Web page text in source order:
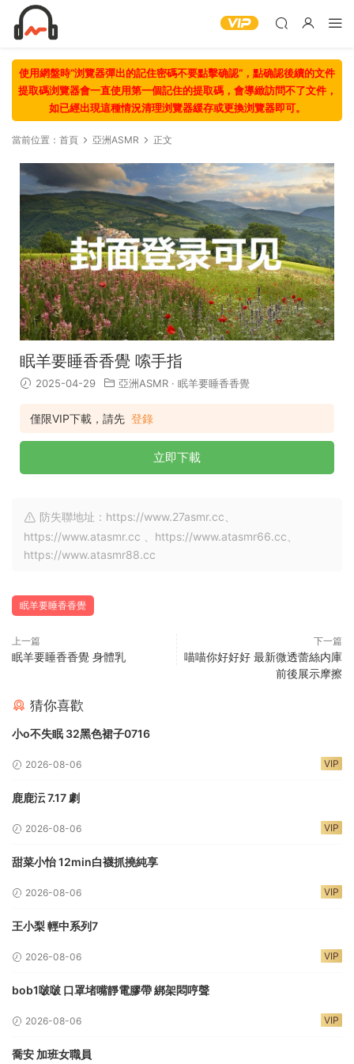
使用網盤時“浏覽器彈出的記住密碼不要點擊确認“，點确認後續的文件
提取碼浏覽器會一直使用第一個記住的提取碼，會導緻訪問不了文件，
如已經出現這種情況清理浏覽器緩存或更換浏覽器即可。
當前位置： 首頁 亞洲ASMR 正文
眠羊要睡香香覺 嗦手指
2025-04-29 亞洲ASMR · 眠羊要睡香香覺
僅限VIP下載，請先 登錄
立即下載
防失聯地址：https://www.27asmr.cc、
https://www.atasmr.cc 、https://www.atasmr66.cc、
https://www.atasmr88.cc
眠羊要睡香香覺
上一篇
眠羊要睡香香覺 身體乳
下一篇
喵喵你好好好 最新微透蕾絲内庫
前後展示摩擦
猜你喜歡
小o不失眠 32黑色裙子0716
2026-08-06 VIP
鹿鹿沄 7.17 劇
2026-08-06 VIP
甜菜小怡 12min白襪抓撓純享
2026-08-06 VIP
王小梨 輕中系列7
2026-08-06 VIP
bob1啵啵 口罩堵嘴靜電膠帶 綁架悶哼聲
2026-08-06 VIP
喬安 加班女職員